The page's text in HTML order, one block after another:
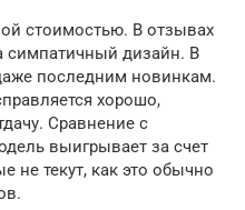
стоимостью. В отзывах
симпатичный дизайн. В
последним новинкам.
хорошо,
Сравнение с
выигрывает за счет
не текут, как это обычно